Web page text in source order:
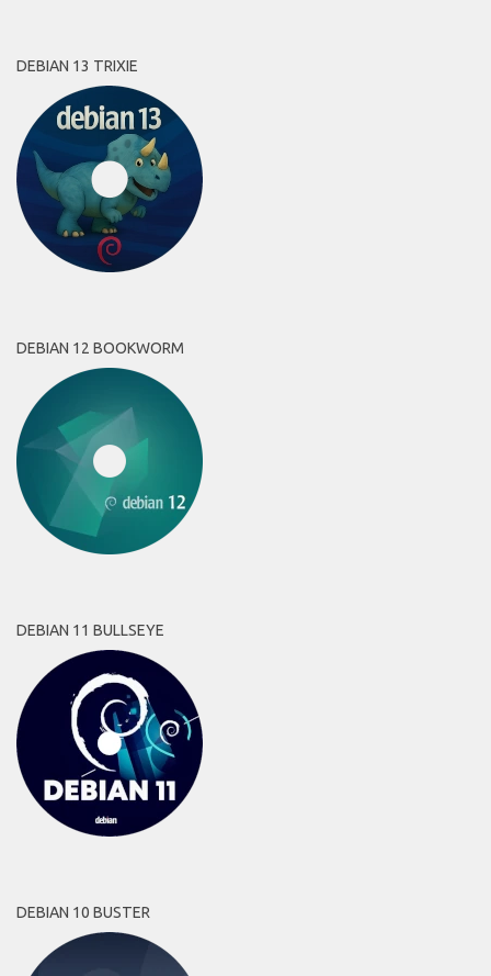
DEBIAN 13 TRIXIE
DEBIAN 12 BOOKWORM
DEBIAN 11 BULLSEYE
DEBIAN 10 BUSTER